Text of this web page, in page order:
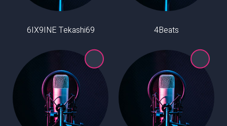
4Beats
6IX9INE Tekashi69